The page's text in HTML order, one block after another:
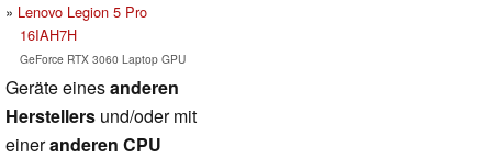
Lenovo Legion 5 Pro
16IAH7H
GeForce RTX 3060 Laptop GPU
Geräte einesanderen
Herstellers und/oder mit
eineranderen CPU